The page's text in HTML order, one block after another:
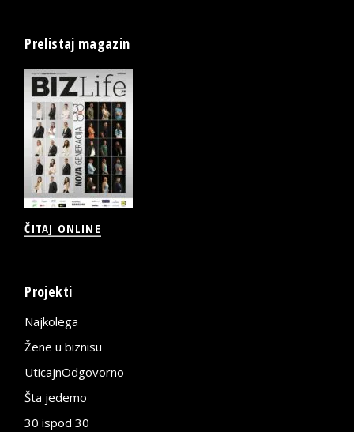
Prelistaj magazin
ČITAJ ONLINE
Projekti
Najkolega
Žene u biznisu
UticajnOdgovorno
Šta jedemo
30 ispod 30